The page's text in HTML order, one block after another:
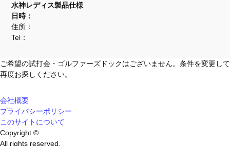
水神レディス製品仕様
日時：
住所：
Tel：
ご希望の試打会・ゴルファーズドックはございません。条件を変更して
再度お探しください。
会社概要
プライバシーポリシー
このサイトについて
Copyright ©
All rights reserved.